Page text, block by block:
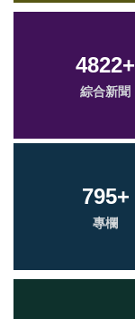
4822+
綜合新聞
795+
專欄